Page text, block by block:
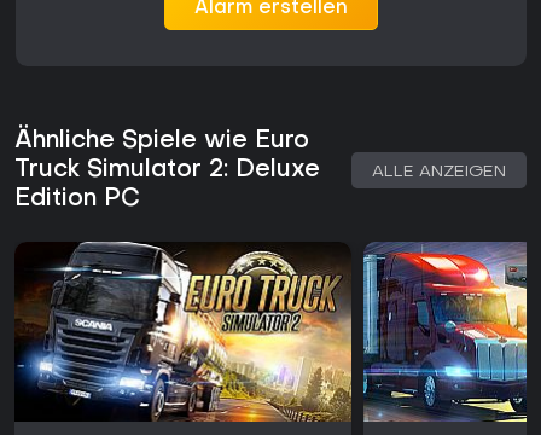
eine durchdachte Auftrags- und Fortschrittsstruktur.
Einsteiger können über die Fahrschule und den freien
Alarm erstellen
Ähnliche Spiele wie Euro
Truck Simulator 2: Deluxe
Edition PC
ALLE ANZEIGEN